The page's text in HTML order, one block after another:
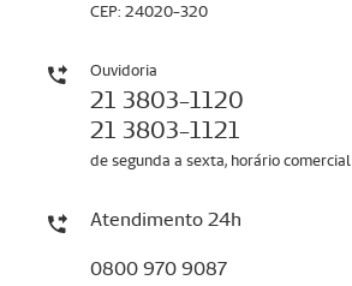
CEP: 24020-320
Ouvidoria
21 3803-1120
21 3803-1121
de segunda a sexta, horário comercial
Atendimento 24h
0800 970 9087